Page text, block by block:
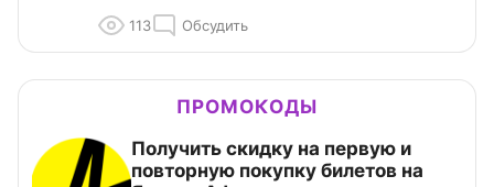
113 Обсудить
ПРОМОКОДЫ
Получить скидку на первую и
повторную покупку билетов на